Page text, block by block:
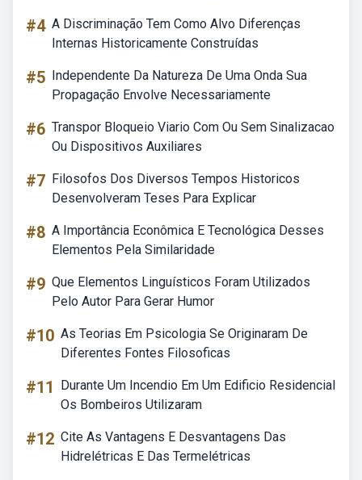
#4 A Discriminação Tem Como Alvo Diferenças
Internas Historicamente Construídas
#5 Independente Da Natureza De Uma Onda Sua
Propagação Envolve Necessariamente
#6 Transpor Bloqueio Viario Com Ou Sem Sinalizacao
Ou Dispositivos Auxiliares
#7 Filosofos Dos Diversos Tempos Historicos
Desenvolveram Teses Para Explicar
#8 A Importância Econômica E Tecnológica Desses
Elementos Pela Similaridade
#9 Que Elementos Linguísticos Foram Utilizados
Pelo Autor Para Gerar Humor
#10 As Teorias Em Psicologia Se Originaram De
Diferentes Fontes Filosoficas
#11
Durante Um Incendio Em Um Edificio Residencial
Os Bombeiros Utilizaram
#12 Cite As Vantagens E Desvantagens Das
Hidrelétricas E Das Termelétricas